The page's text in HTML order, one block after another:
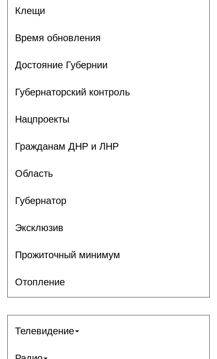
Клещи
Время обновления
Достояние Губернии
Губернаторский контроль
Нацпроекты
Гражданам ДНР и ЛНР
Область
Губернатор
Эксклюзив
Прожиточный минимум
Отопление
Телевидение